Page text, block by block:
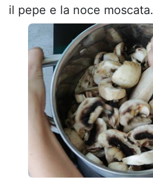
il pepe e la noce moscata.